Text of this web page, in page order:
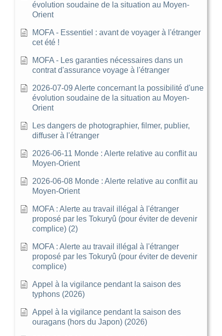
évolution soudaine de la situation au Moyen-
Orient
MOFA - Essentiel : avant de voyager à l'étranger
cet été !
MOFA - Les garanties nécessaires dans un
contrat d'assurance voyage à l'étranger
2026-07-09 Alerte concernant la possibilité d'une
évolution soudaine de la situation au Moyen-
Orient
Les dangers de photographier, filmer, publier,
diffuser à l'étranger
2026-06-11 Monde : Alerte relative au conflit au
Moyen-Orient
2026-06-08 Monde : Alerte relative au conflit au
Moyen-Orient
MOFA : Alerte au travail illégal à l'étranger
proposé par les Tokuryû (pour éviter de devenir
complice) (2)
MOFA : Alerte au travail illégal à l'étranger
proposé par les Tokuryû (pour éviter de devenir
complice)
Appel à la vigilance pendant la saison des
typhons (2026)
Appel à la vigilance pendant la saison des
ouragans (hors du Japon) (2026)